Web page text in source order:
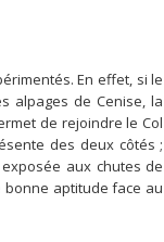
En effet, si le
alpages de Cenise, la
de rejoindre le Col
des deux côtés ;
aux chutes de
bonne aptitude face au